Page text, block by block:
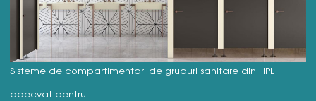
Sisteme de compartimentari de grupuri sanitare din HPL
adecvat pentru